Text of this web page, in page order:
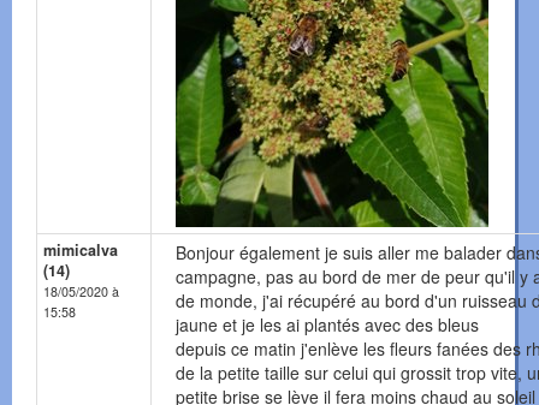
mimicalva
(14)
18/05/2020 à
15:58
Bonjour également je suis aller me balader
campagne, pas au bord de mer de peur qu'il y
de monde, j'ai récupéré au bord d'un ruisseau
jaune et je les ai plantés avec des bleus
depuis ce matin j'enlève les fleurs fanées des
de la petite taille sur celui qui grossit trop vite,
petite brise se lève il fera moins chaud au soleil